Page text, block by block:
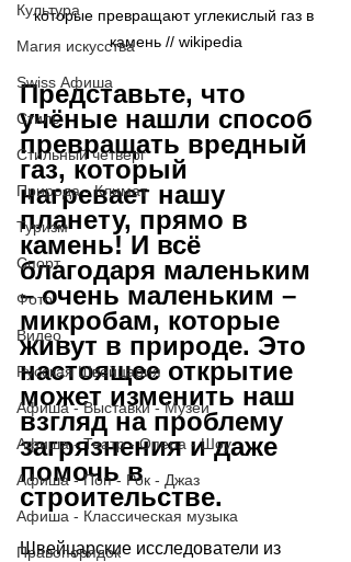
Культура
Магия искусства
Swiss Афиша
Стиль
Стильный четверг
Природа - Климат
Туризм
Спорт
Фото
Видео
Русская Швейцария
Афиша - Выставки - Музеи
Афиша - Театр - Опера - Шоу
Афиша - Поп - Рок - Джаз
Афиша - Классическая музыка
Правопорядок
которые превращают углекислый газ в
камень // wikipedia
Представьте, что
учёные нашли способ
превращать вредный
газ, который
нагревает нашу
планету, прямо в
камень! И всё
благодаря маленьким
– очень маленьким –
микробам, которые
живут в природе. Это
настоящее открытие
может изменить наш
взгляд на проблему
загрязнения и даже
помочь в
строительстве.
Швейцарские исследователи из